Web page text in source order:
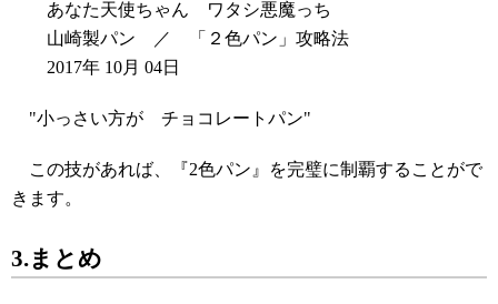
あなた天使ちゃん ワタシ悪魔っち
山崎製パン ／ 「２色パン」攻略法
2017年 10月 04日
"小っさい方が チョコレートパン"
この技があれば、『2色パン』を完璧に制覇することがで
きます。
3.まとめ